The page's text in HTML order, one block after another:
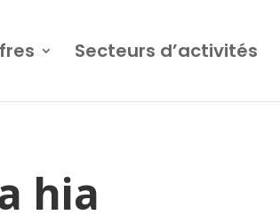
Secteurs d’activités
hia